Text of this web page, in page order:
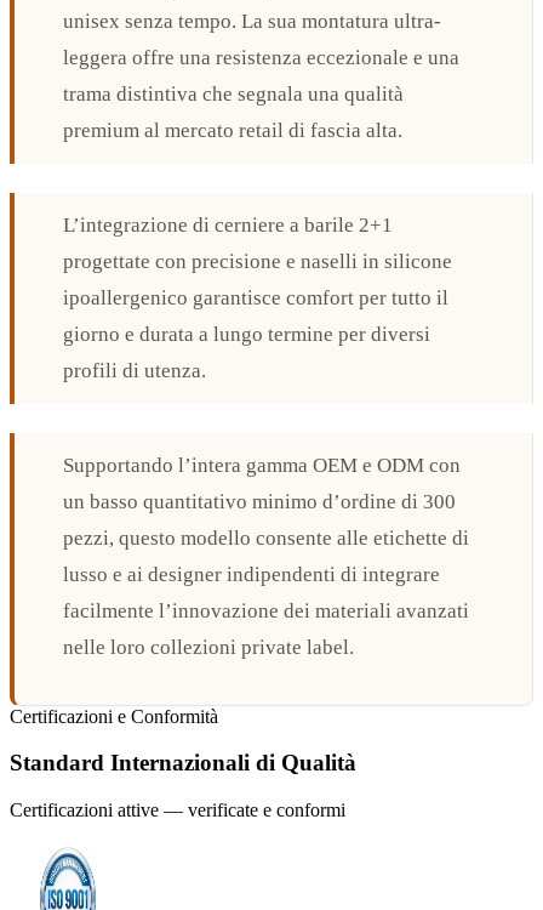
unisex senza tempo. La sua montatura ultra-
leggera offre una resistenza eccezionale e una
trama distintiva che segnala una qualità
premium al mercato retail di fascia alta.
L’integrazione di cerniere a barile 2+1
progettate con precisione e naselli in silicone
ipoallergenico garantisce comfort per tutto il
giorno e durata a lungo termine per diversi
profili di utenza.
Supportando l’intera gamma OEM e ODM con
un basso quantitativo minimo d’ordine di 300
pezzi, questo modello consente alle etichette di
lusso e ai designer indipendenti di integrare
facilmente l’innovazione dei materiali avanzati
nelle loro collezioni private label.
Certificazioni e Conformità
Standard Internazionali di Qualità
Certificazioni attive — verificate e conformi